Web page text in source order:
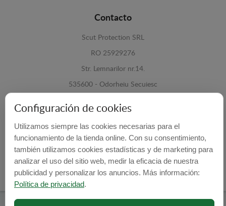
Contacto
Scut Protection SRL
RO 25929276
Str. Lemnarilor nr.14.
535600 - Odorheiu Secuiesc
www.cubrecarter.com
Configuración de cookies
Utilizamos siempre las cookies necesarias para el
funcionamiento de la tienda online. Con su consentimiento,
también utilizamos cookies estadísticas y de marketing para
analizar el uso del sitio web, medir la eficacia de nuestra
publicidad y personalizar los anuncios. Más información:
Política de privacidad.